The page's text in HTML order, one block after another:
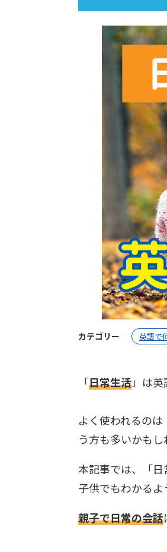
カテゴリー 英語で
「日常生活」は
よく使われるの
う方も多いかもし
本記事では、「日
子供でもわかるよ
親子で日常の会話